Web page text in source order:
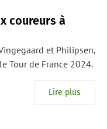
coureurs à
et Philipsen,
Tour de France 2024.
Lire plus